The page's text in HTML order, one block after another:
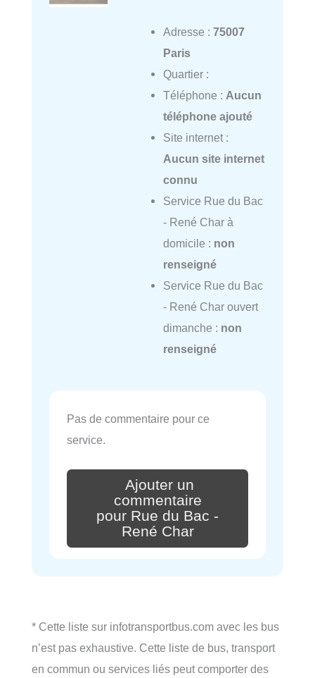
Adresse : 75007
Paris
Quartier :
Téléphone : Aucun
téléphone ajouté
Site internet :
Aucun site internet
connu
Service Rue du Bac
- René Char à
domicile : non
renseigné
Service Rue du Bac
- René Char ouvert
dimanche : non
renseigné
Pas de commentaire pour ce
service.
Ajouter un
commentaire
pour Rue du Bac -
René Char
* Cette liste sur infotransportbus.com avec les bus
n’est pas exhaustive. Cette liste de bus, transport
en commun ou services liés peut comporter des